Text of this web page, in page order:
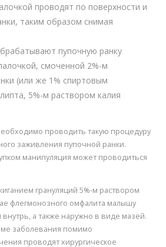
проводят по поверхности и
таким образом снимая
пупочную ранку
смоченной 2%-м
(или же 1% спиртовым
5%-м раствором калия
проводить такую процедуру
заживления пупочной ранки.
манипуляция может проводиться
грануляций 5%-м раствором
флегмонозного омфалита малышу
а также наружно в виде мазей.
заболевания помимо
проводят хирургическое